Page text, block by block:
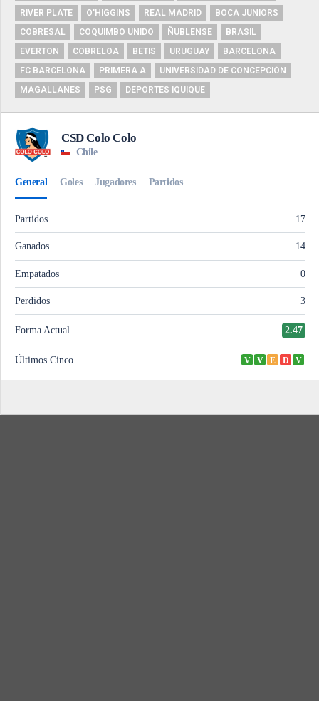
RIVER PLATE
O'HIGGINS REAL MADRID
BOCA JUNIORS
COBRESAL
COQUIMBO UNIDO ÑUBLENSE
BRASIL
EVERTON
COBRELOA BETIS URUGUAY
BARCELONA
FC BARCELONA
PRIMERA A
UNIVERSIDAD DE CONCEPCIÓN
MAGALLANES
PSG DEPORTES IQUIQUE